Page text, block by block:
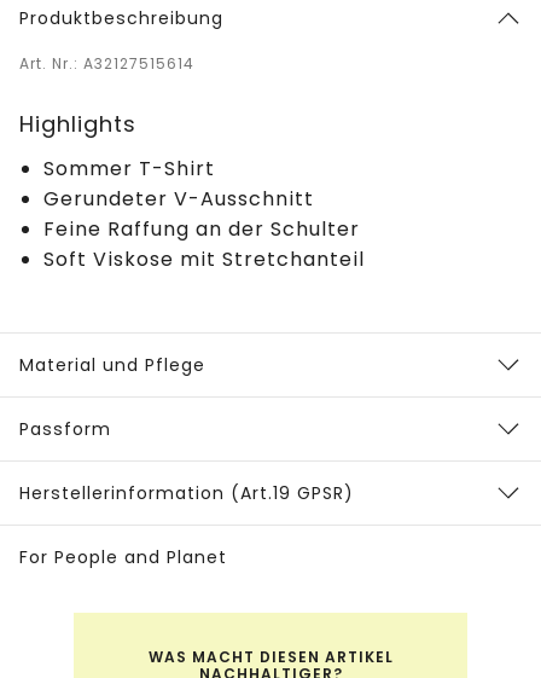
Produktbeschreibung
Art. Nr.: A32127515614
Highlights
Sommer T-Shirt
Gerundeter V-Ausschnitt
Feine Raffung an der Schulter
Soft Viskose mit Stretchanteil
Material und Pflege
Passform
Herstellerinformation (Art.19 GPSR)
For People and Planet
WAS MACHT DIESEN ARTIKEL